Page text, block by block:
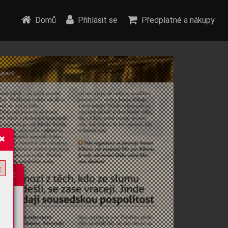
Domů Přihlásit se Předplatné a nákupy